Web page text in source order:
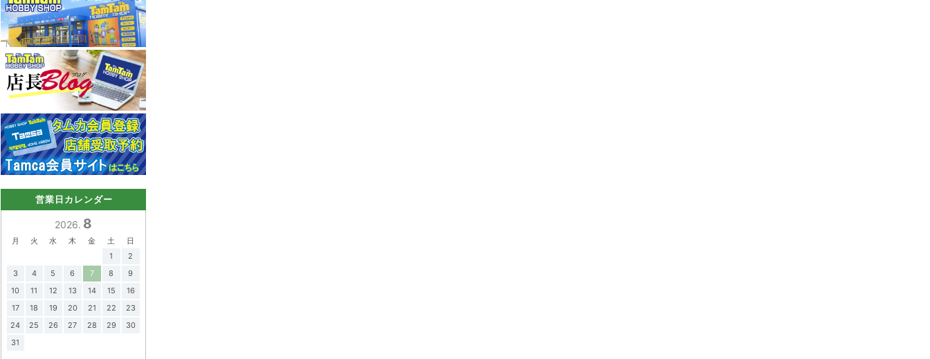
営業日カレンダー
2026. 8
月 火 水 木 金 土
日
1
2
3
4 5 6 7 8
9
10
11 12 13 14 15
16
17
18 19 20 21 22
23
24
25 26 27 28 29
30
31